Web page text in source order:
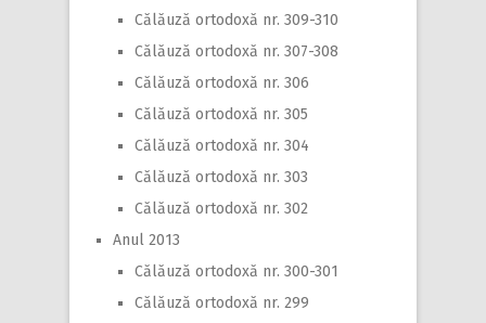
Călăuză ortodoxă nr. 309-310
Călăuză ortodoxă nr. 307-308
Călăuză ortodoxă nr. 306
Călăuză ortodoxă nr. 305
Călăuză ortodoxă nr. 304
Călăuză ortodoxă nr. 303
Călăuză ortodoxă nr. 302
Anul 2013
Călăuză ortodoxă nr. 300-301
Călăuză ortodoxă nr. 299